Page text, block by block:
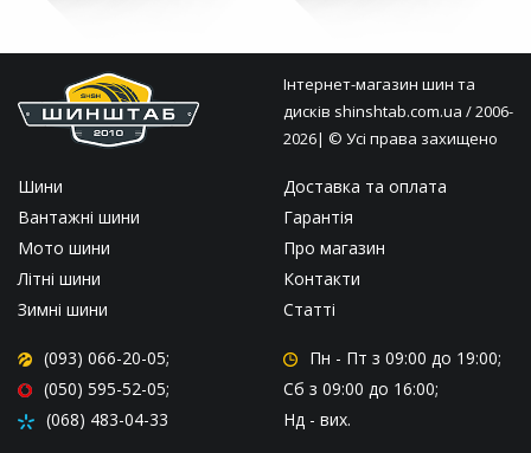
Шини
Вантажні шини
Мото шини
Літні шини
Зимні шини
Доставка та оплата
Гарантія
Про магазин
Контакти
Статті
(093) 066-20-05;
(050) 595-52-05;
(068) 483-04-33
Пн - Пт з 09:00 до 19:00;
Сб з 09:00 до 16:00;
Нд - вих.
Інтернет-магазин шин та
дисків shinshtab.com.ua / 2006-
2026| © Усі права захищено